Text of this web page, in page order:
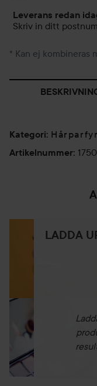
Leverans redan
Skriv in ditt
* Kan ej kombineras
Kategori:
Artikelnummer:
LADDA